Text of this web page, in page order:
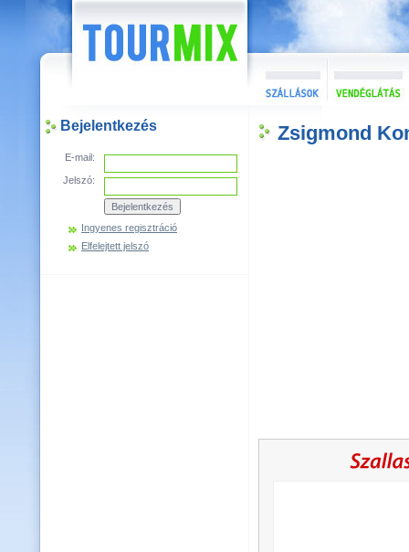
Bejelentkezés
E-mail:
Jelszó:
Ingyenes regisztráció
Elfelejtett jelszó
Zsigmond